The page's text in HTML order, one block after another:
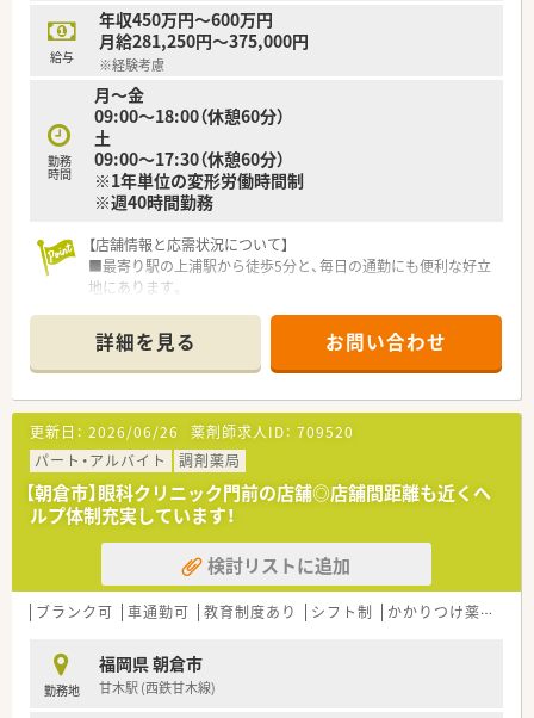
【法人特徴について】
■福岡県の筑後エリアを中心に、地域に根差した調剤薬局を16店舗ほど展開
■患者様や地域の方々の健康と笑顔を未来へつなぐことを、共通の理念とし
■全薬剤師の約8割が女性であり、ライフステージの変化に合わせた働き方を
【求人情報について】
■ご自身の経験やスキルを十分に評価し、年収500万円から550万円の範囲で
■年間休日は120日以上を確保しており、仕事と私生活の両立が図りやすい労
■月額25,000円の住宅手当や退職金制度など、手厚い福利厚生が整備されて
【勤務実態について】
■残業はほとんど発生しませんが、万が一発生した場合でも1分単位で手当が
■完全週休2日制から週休2.5日、週休3日まで、ご自身の希望に合わせて働き
【想定される業務内容】
■主な業務は、処方箋に基づいた正確な調剤業務や監査、そして患者様への服
■電子薬歴システムを活用して、患者様の大切な情報を正確かつ効率的に管理
■医薬品の在庫管理や発注業務など、薬局を円滑に運営するための幅広い業務
【職場環境と雰囲気】
■産休育休の取得率は100％、復帰率もほぼ100％で子育てに対する深い理解
■女性が多く活躍していることもあり、お互いの状況を理解し協力し合える風
■業務の効率化を常に考えており、最新の調剤機器やシステムも積極的に導入
給与
年収450万円～600万円
月給281,250円～375,000円
※経験考慮
勤務
時間
月〜金
09:00〜18:00（休憩60分）
土
09:00〜17:30（休憩60分）
※1年単位の変形労働時間制
※週40時間勤務
【店舗情報と応需状況について】
■最寄り駅の上浦駅から徒歩5分と、毎日の通勤にも便利な好立
地にあります。
も応需しています。
■月平均の処方箋枚数は約750枚で、薬剤師常勤1名と事務1名の
体制です。
【募集背景と求める人物像について】
■今回は、将来的に店舗の中核を担っていただく管理薬剤師候補
の募集となります。
■これまでのご経験を問わず、人柄を重視した採用を行っており
ます。
■患者様やスタッフに対し、常に柔軟な姿勢で対応できる方を求
めております。
【法人特徴について】
■創業100年以上の歴史を誇り、地域に根差した薬局を80店舗以
■佐賀県や福岡県を中心に、調剤薬局からドラッグストアまで幅
広く運営しております。
■「薬のいらないくらし」を提案し、地域住民の健康を支えるこ
詳細を見る お問い合わせ
更新日： 2026/06/26 薬剤師求人ID： 709520
パート・アルバイト
調剤薬局
【朝倉市】眼科クリニック門前の店舗◎店舗間距離も近くヘ
ルプ体制充実しています！
検討リストに追加
ブランク可 車通勤可 教育制度あり シフト制 かかりつけ薬剤師
勤務地
福岡県 朝倉市
甘木駅 (西鉄甘木線)